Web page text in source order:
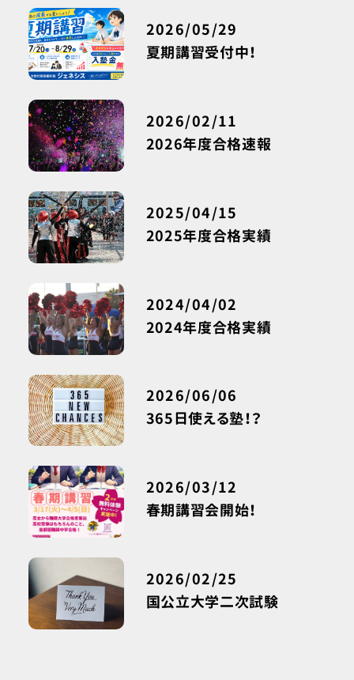
夏期講習受付中！
2026/05/29
2026年度合格速報
2026/02/11
2025年度合格実績
2025/04/15
2024年度合格実績
2024/04/02
365日使える塾！？
2026/06/06
春期講習会開始！
2026/03/12
国公立大学二次試験
2026/02/25